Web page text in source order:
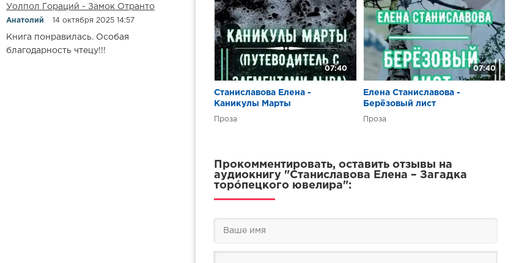
Уолпол Гораций - Замок Отранто
Анатолий 14 октября 2025 14:57
Книга понравилась. Особая
благодарность чтецу!!!
07:40
Станиславова Елена -
Каникулы Марты
Проза
07:40
Елена Станиславова -
Берёзовый лист
Проза
Прокомментировать, оставить отзывы на
аудиокнигу "Станиславова Елена – Загадка
торóпецкого ювелира":